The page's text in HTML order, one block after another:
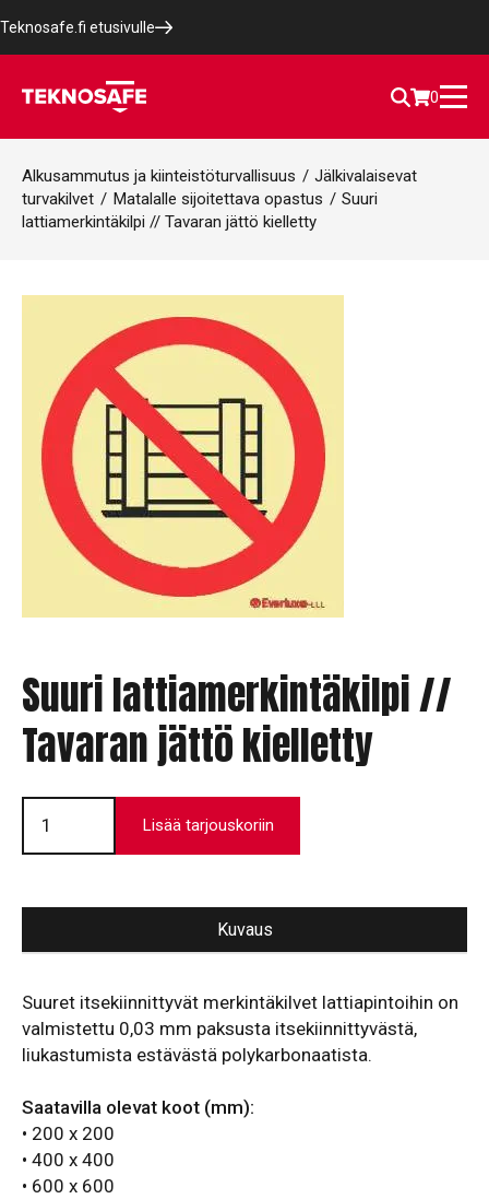
Teknosafe.fi etusivulle
0
Alkusammutus ja kiinteistöturvallisuus / Jälkivalaisevat
turvakilvet / Matalalle sijoitettava opastus / Suuri
lattiamerkintäkilpi // Tavaran jättö kielletty
Suuri lattiamerkintäkilpi //
Tavaran jättö kielletty
Suuri
lattiamerkintäkilpi
Tavaran
Lisää tarjouskoriin
Kuvaus
Suuret itsekiinnittyvät merkintäkilvet lattiapintoihin on
valmistettu 0,03 mm paksusta itsekiinnittyvästä,
liukastumista estävästä polykarbonaatista.
Saatavilla olevat koot (mm):
• 200 x 200
• 400 x 400
• 600 x 600